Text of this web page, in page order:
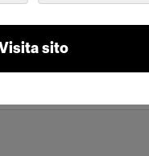
sito